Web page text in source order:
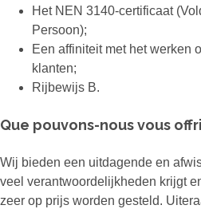
Het NEN 3140-certificaat
Persoon);
Een affiniteit met het werken
klanten;
Rijbewijs B.
Que pouvons-nous vous
Wij bieden een uitdagende en
veel verantwoordelijkheden krijgt
zeer op prijs worden gesteld.